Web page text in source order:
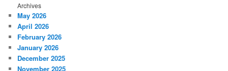
Archives
May 2026
April 2026
February 2026
January 2026
December 2025
November 2025